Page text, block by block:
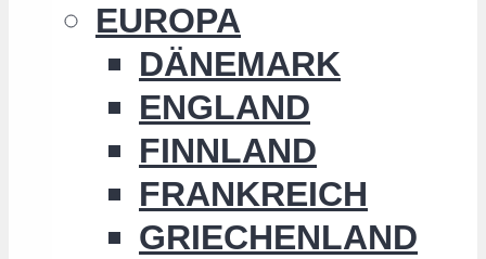
EUROPA
DÄNEMARK
ENGLAND
FINNLAND
FRANKREICH
GRIECHENLAND